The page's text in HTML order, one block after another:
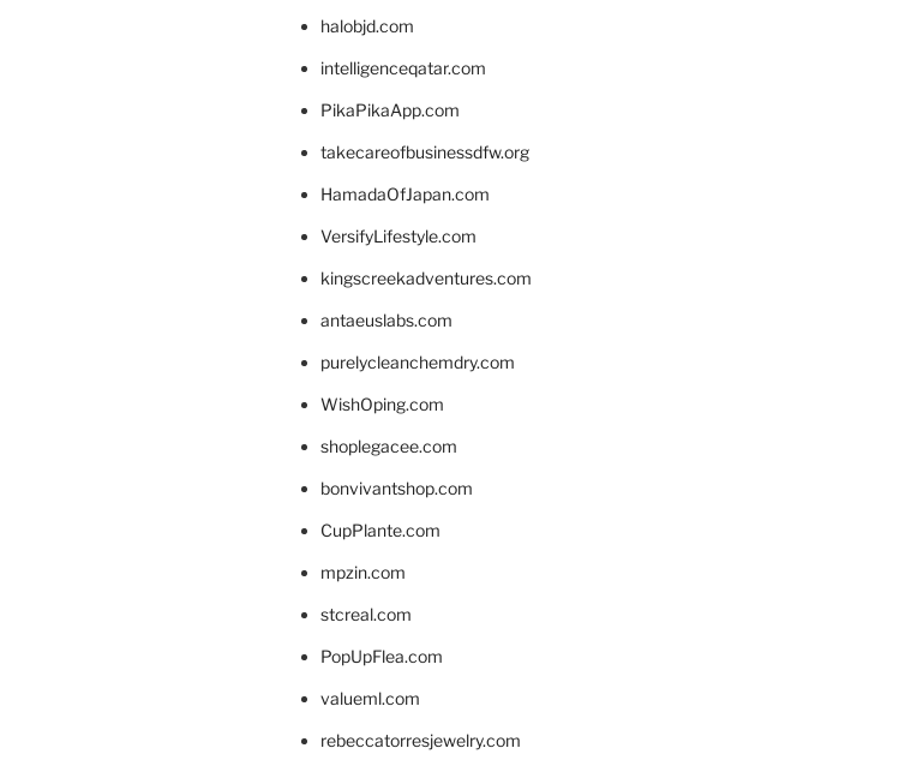
halobjd.com
intelligenceqatar.com
PikaPikaApp.com
takecareofbusinessdfw.org
HamadaOfJapan.com
VersifyLifestyle.com
kingscreekadventures.com
antaeuslabs.com
purelycleanchemdry.com
WishOping.com
shoplegacee.com
bonvivantshop.com
CupPlante.com
mpzin.com
stcreal.com
PopUpFlea.com
valueml.com
rebeccatorresjewelry.com